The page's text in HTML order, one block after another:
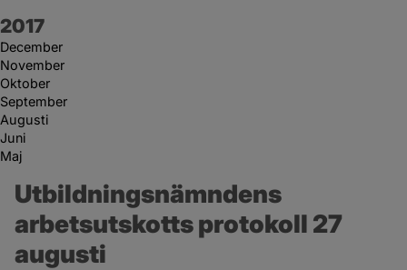
År:
2017
December
November
Oktober
September
Augusti
Juni
Maj
Utbildningsnämndens
arbetsutskotts protokoll 27
augusti